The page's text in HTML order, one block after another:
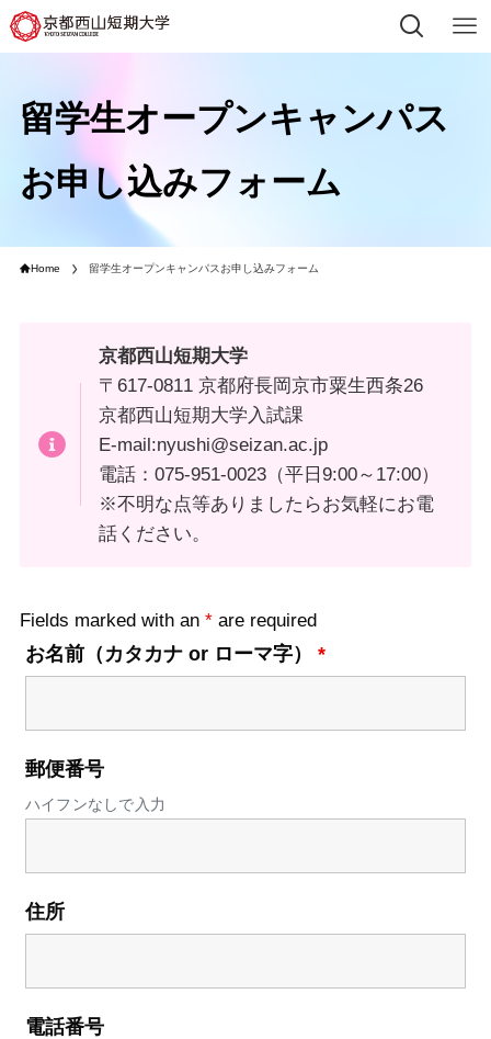
留学生オープンキャンパス
お申し込みフォーム
Home 留学生オープンキャンパスお申し込みフォーム
京都西山短期大学
〒617-0811 京都府長岡京市粟生西条26
京都西山短期大学入試課
E-mail:nyushi@seizan.ac.jp
電話：075-951-0023（平日9:00～17:00）
※不明な点等ありましたらお気軽にお電
話ください。
Fields marked with an *are required
お名前（カタカナ or ローマ字） *
郵便番号
ハイフンなしで入力
住所
電話番号